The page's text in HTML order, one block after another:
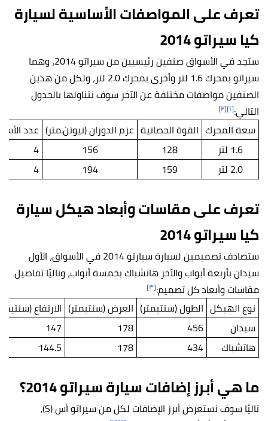
تعرف على المواصفات الأساسية لسيارة
كيا سيراتو 2014
ستجد في الأسواق صنفين رئيسيين من سيراتو 2014، وهما
سيراتو بمحرك 1.6 لتر وأخرى بمحرك 2.0 لتر، ولكل من هذين
الصنفين مواصفات مختلفة عن الآخر سوف نتناولها بالجدول
التالي:[١] [٢]
سعة المحرك القوة الحصانية عزم الدوران (نيوتن.متر) عدد
1.6 لتر
128
156
4
2.0 لتر
159
194
4
تعرف على مقاسات وأبعاد هيكل سيارة
كيا سيراتو 2014
ستصادف تصميمين لسيارة سيارتو 2014 في الأسواق، الأول
سيدان بأربعة أبواب والآخر هاتشباك بخمسة أبواب، وتاليًا تفاصيل
مقاسات وأبعاد كل تصميم:[٣]
نوع الهيكل الطول (سنتيمتر) العرض (سنتيمتر) الارتفاع
سيدان
456
178
147
هاتشباك
434
178
144.5
ما هي أبرز إضافات سيارة سيراتو 2014؟
تاليًا سوف نستعرض أبرز الإضافات لكل من سيراتو أس (S)،